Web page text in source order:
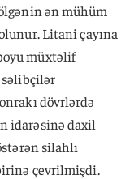
ən mühüm
Litani çayına
müxtəlif
dövrlərdə
idarəsinə daxil
silahlı
çevrilmişdi.